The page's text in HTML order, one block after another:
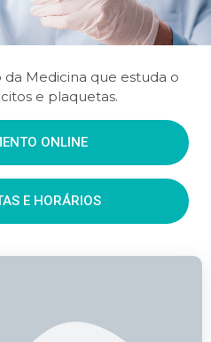
Medicina que estuda o
e plaquetas.
ONLINE
E HORÁRIOS